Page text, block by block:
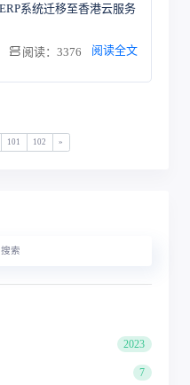
系统迁移至香港云服务
阅读：3376 阅读全文
101 102 »
2023
7